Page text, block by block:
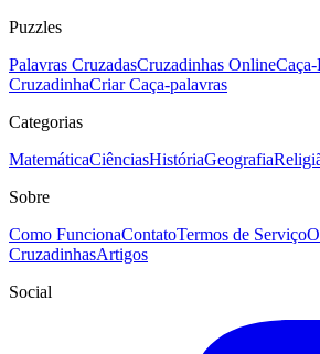
Puzzles
Palavras CruzadasCruzadinhas OnlineCaça-
CruzadinhaCriar Caça-palavras
Categorias
MatemáticaCiênciasHistóriaGeografia
Sobre
Como FuncionaContatoTermos de Serviço
CruzadinhasArtigos
Social